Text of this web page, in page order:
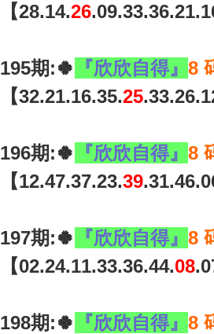
【28.14.26
195期:🍀 『欣欣自得』 8
【32.21.16.35.25
196期:🍀 『欣欣自得』 8
【12.47.37.23.39
197期:🍀 『欣欣自得』 8
【02.24.11.33.36.44.08
198期:🍀 『欣欣自得』 8